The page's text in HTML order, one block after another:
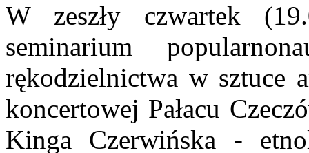
W zeszły czwartek
seminarium
rękodzielnictwa w
koncertowej Pałacu
Kinga Czerwińska -